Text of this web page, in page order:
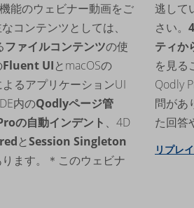
能のウェビナー動画をご
コンテンツとしては、
ファイルコンテンツの使
Fluent UIとmacOSの
よるアプリケーションUI
内のQodlyページ管
の自動インデント 、4D
とSession Singleton
ます。＊このウェビナ
逃して
さい。
ティか
を見る
Qodly
問があ
た回答
リプレ